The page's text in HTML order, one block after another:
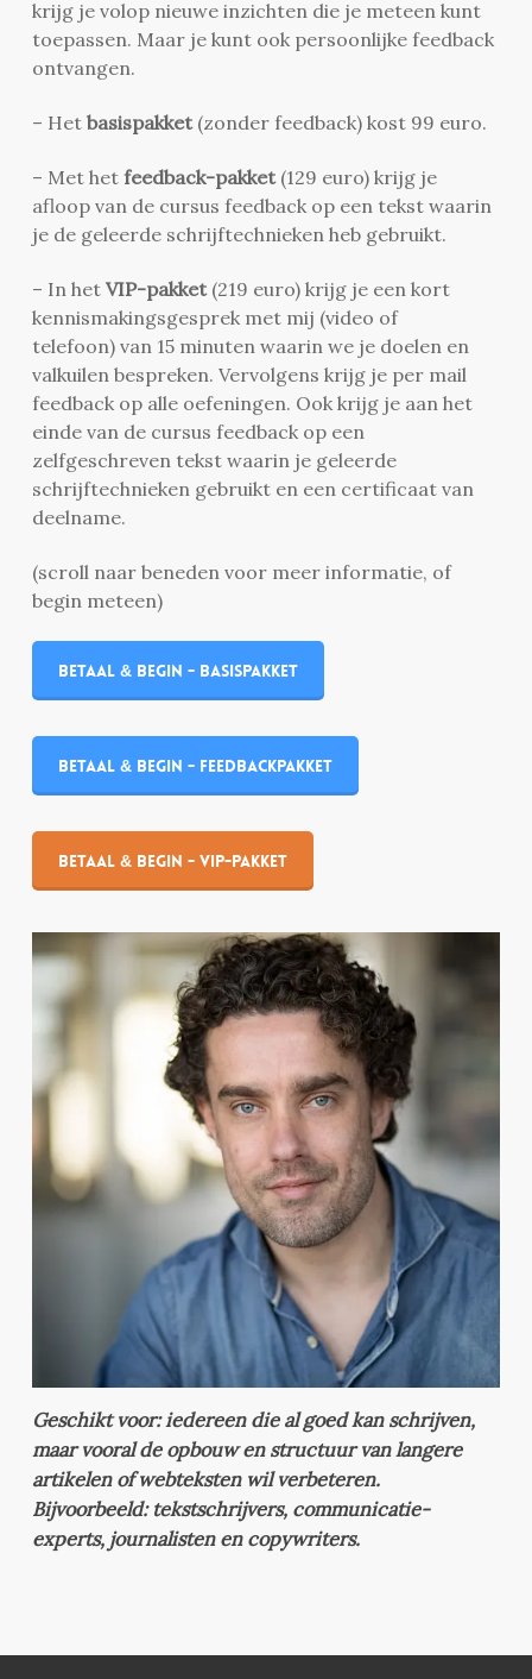
krijg je volop nieuwe inzichten die je meteen kunt
toepassen. Maar je kunt ook persoonlijke feedback
ontvangen.
– Hetbasispakket(zonder feedback) kost 99 euro.
– Met hetfeedback-pakket(129 euro) krijg je
afloop van de cursus feedback op een tekst waarin
je de geleerde schrijftechnieken heb gebruikt.
– In hetVIP-pakket(219 euro) krijg je een kort
kennismakingsgesprek met mij (video of
telefoon) van 15 minuten waarin we je doelen en
valkuilen bespreken. Vervolgens krijg je per mail
feedback op alle oefeningen. Ook krijg je aan het
einde van de cursus feedback op een
zelfgeschreven tekst waarin je geleerde
schrijftechnieken gebruikt en een certificaat van
deelname.
(scroll naar beneden voor meer informatie, of
begin meteen)
Betaal & begin - Basispakket
Betaal & begin - Feedbackpakket
Betaal & begin - VIP-Pakket
Geschikt voor: iedereen die al goed kan schrijven,
maar vooral de opbouw en structuur van langere
artikelen of webteksten wil verbeteren.
Bijvoorbeeld: tekstschrijvers, communicatie-
experts, journalisten en copywriters.